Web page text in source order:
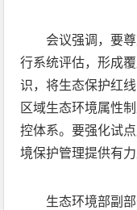
会议强调，要
行系统评估，形成
识，将生态保护红
区域生态环境属性
控体系。要强化试
境保护管理提供有
生态环境部副